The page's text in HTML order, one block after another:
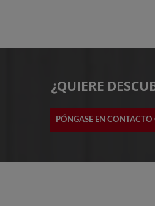
¿QUIERE
PÓNGASE EN